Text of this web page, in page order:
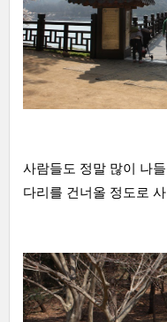
사람들도 정말 많이 나
다리를 건너올 정도로